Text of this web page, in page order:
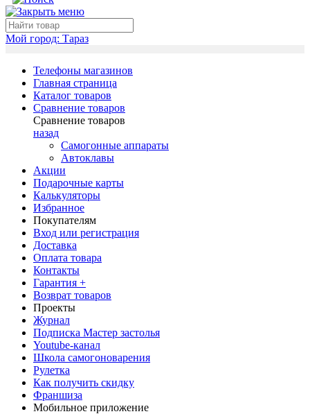
Мой город: Тараз
Телефоны магазинов
Главная страница
Каталог товаров
Сравнение товаров
Сравнение товаров
назад
Самогонные аппараты
Автоклавы
Акции
Подарочные карты
Калькуляторы
Избранное
Покупателям
Вход или регистрация
Доставка
Оплата товара
Контакты
Гарантия +
Возврат товаров
Проекты
Журнал
Подписка Мастер застолья
Youtube-канал
Школа самогоноварения
Рулетка
Как получить скидку
Франшиза
Мобильное приложение